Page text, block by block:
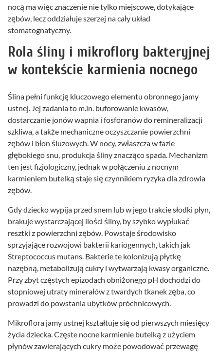
nocą ma więc znaczenie nie tylko miejscowe, dotykające
zębów, lecz oddziałuje szerzej na cały układ
stomatognatyczny.
Rola śliny i mikroflory bakteryjnej
w kontekście karmienia nocnego
Ślina pełni funkcję kluczowego elementu obronnego jamy
ustnej. Jej zadania to m.in. buforowanie kwasów,
dostarczanie jonów wapnia i fosforanów do remineralizacji
szkliwa, a także mechaniczne oczyszczanie powierzchni
zębów i błon śluzowych. W nocy, zwłaszcza w fazie
głębokiego snu, produkcja śliny znacząco spada. Mechanizm
ten jest fizjologiczny, jednak w połączeniu z nocnym
karmieniem butelką staje się czynnikiem ryzyka dla zdrowia
zębów.
Gdy dziecko wypija przed snem lub w jego trakcie słodki płyn,
brakuje wystarczającej ilości śliny, by szybko wypłukać
resztki z powierzchni zębów. Powstaje środowisko
sprzyjające rozwojowi bakterii kariogennych, takich jak
Streptococcus mutans. Bakterie te kolonizują płytkę
nazębną, metabolizują cukry i wytwarzają kwasy organiczne.
Przy zbyt częstych epizodach obniżonego pH dochodzi do
stopniowej utraty minerałów z twardych tkanek zęba, co
prowadzi do powstania ubytków próchnicowych.
Mikroflora jamy ustnej kształtuje się od pierwszych miesięcy
życia dziecka. Częste nocne karmienie butelką z użyciem
płynów zawierających cukry może powodować przewagę